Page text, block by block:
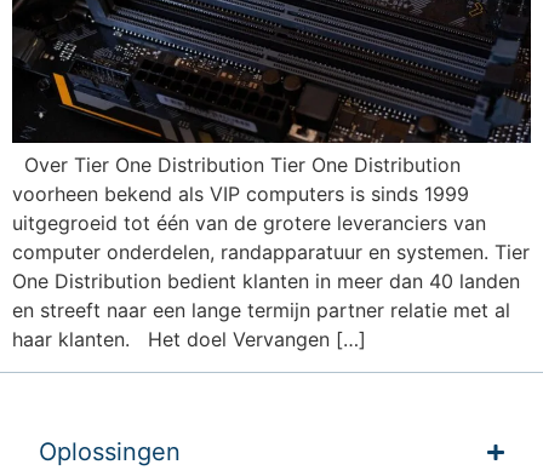
Over Tier One Distribution Tier One Distribution
voorheen bekend als VIP computers is sinds 1999
uitgegroeid tot één van de grotere leveranciers van
computer onderdelen, randapparatuur en systemen. Tier
One Distribution bedient klanten in meer dan 40 landen
en streeft naar een lange termijn partner relatie met al
haar klanten. Het doel Vervangen […]
Oplossingen